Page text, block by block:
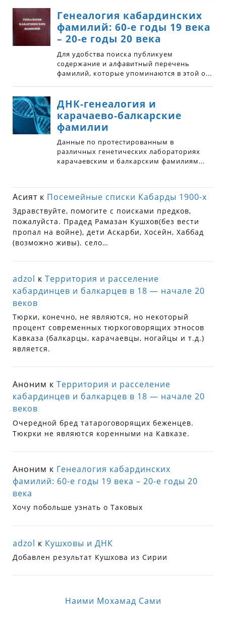
Асият к Посемейные списки Кабарды 1900-х
Здравствуйте, помогите с поисками предков,
пожалуйста. Прадед Рамазан Кушхов(без вести
пропал на войне), дети Аскарби, Хосейн, Хаббад
(возможно живы). село…
adzol кТерритория и расселение
кабардинцев и балкарцев в 18 — начале 20
веков
Тюрки, конечно, не являются, но некоторый
процент современных тюркоговорящих этносов
Кавказа (балкарцы, карачаевцы, ногайцы и т.д.)
является.
Аноним кТерритория и расселение
кабардинцев и балкарцев в 18 — начале 20
веков
Очередной бред татароговорящих беженцев.
Тюкрки не являются коренными на Кавказе.
Аноним к Генеалогия кабардинских
фамилий: 60-е годы 19 века – 20-е годы 20
века
Хочу побольше узнать о Таковых
adzol к Кушховы и ДНК
Добавлен результат Кушхова из Сирии
Наими Мохамад Сами